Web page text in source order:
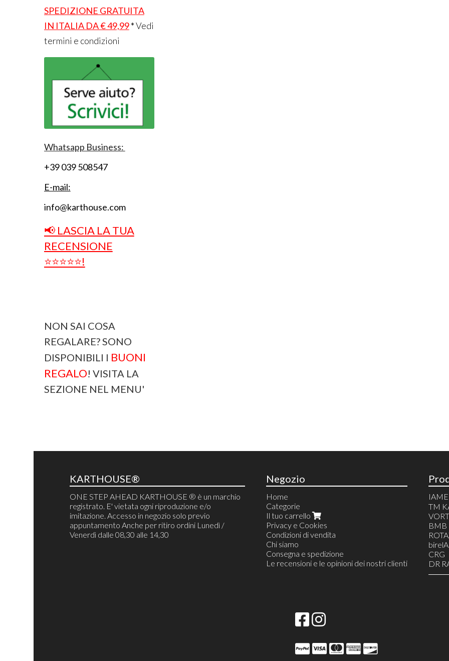
SPEDIZIONE GRATUITA
IN ITALIA DA € 49,99*Vedi
termini e condizioni
Whatsapp Business:
+39 039 508547
E-mail:
info@karthouse.com
📢 LASCIA LA TUA
RECENSIONE
⭐⭐⭐⭐⭐!
NON SAI COSA
REGALARE? SONO
DISPONIBILI I BUONI
REGALO! VISITA LA
SEZIONE NEL MENU'
KARTHOUSE®
ONE STEP AHEAD KARTHOUSE ® è un marchio
registrato. E' vietata ogni riproduzione e/o
imitazione. Accesso in negozio solo previo
appuntamento Anche per ritiro ordini Lunedì /
Venerdì dalle 08,30 alle 14,30
Negozio
Home
Categorie
Il tuo carrello
Privacy e Cookies
Condizioni di vendita
Chi siamo
Consegna e spedizione
Le recensioni e le opinioni dei nostri clienti
IAME
TM
BMB
CRG
DR